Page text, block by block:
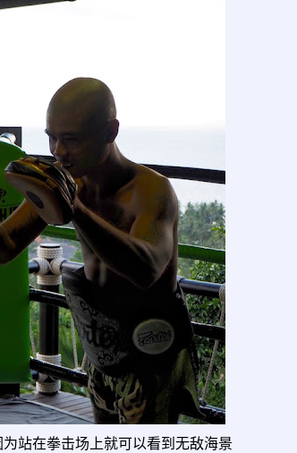
站在拳击场上就可以看到无敌海景